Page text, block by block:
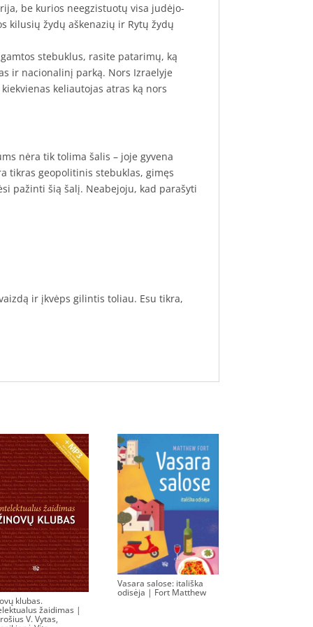
Juonytė
be kurios neegzistuotų visa judėjo-
kilusių žydų aškenazių ir Rytų žydų
stebuklus, rasite patarimų, ką
ir nacionalinį parką. Nors Izraelyje
keliautojas atras ką nors
nėra tik tolima šalis – joje gyvena
tikras geopolitinis stebuklas, gimęs
pažinti šią šalį. Neabejoju, kad parašyti
ir įkvėps gilintis toliau. Esu tikra,
klubas.
žaidimas |
V. Vytas,
Vasara salose: itališka
odisėja | Fort Matthew